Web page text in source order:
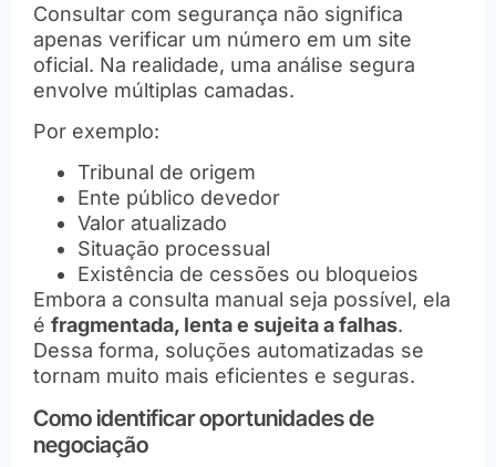
Consultar com segurança não significa
apenas verificar um número em um site
oficial. Na realidade, uma análise segura
envolve múltiplas camadas.
Por exemplo:
Tribunal de origem
Ente público devedor
Valor atualizado
Situação processual
Existência de cessões ou bloqueios
Embora a consulta manual seja possível, ela
é fragmentada, lenta e sujeita a falhas.
Dessa forma, soluções automatizadas se
tornam muito mais eficientes e seguras.
Como identificar oportunidades de
negociação